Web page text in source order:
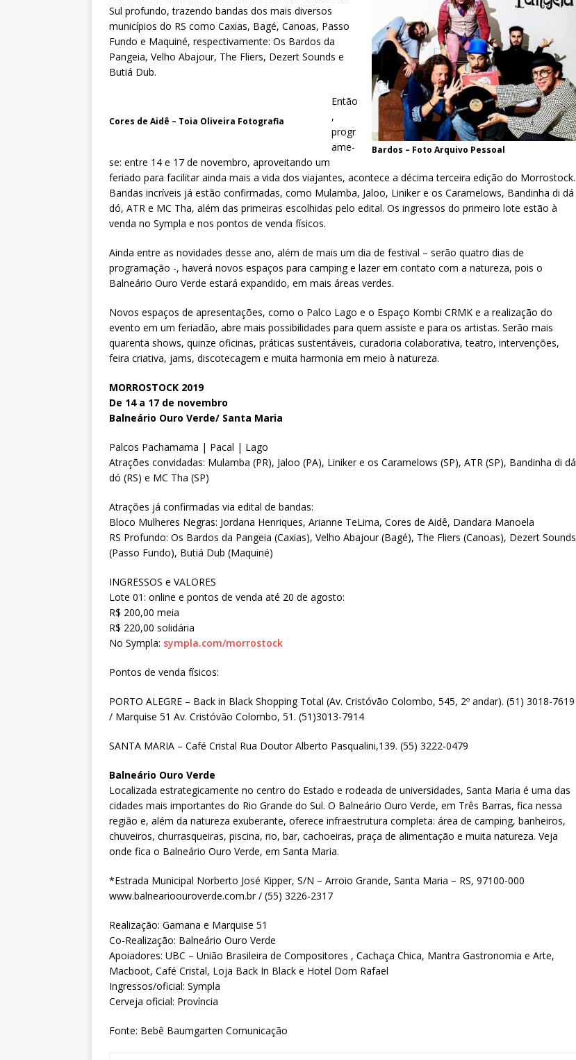
Bardos – Foto Arquivo Pessoal
Sul profundo, trazendo bandas dos mais diversos
municípios do RS como Caxias, Bagé, Canoas, Passo
Fundo e Maquiné, respectivamente: Os Bardos da
Pangeia, Velho Abajour, The Fliers, Dezert Sounds e
Butiá Dub.
Cores de Aidê – Toia Oliveira Fotografia
Então
,
progr
ame-
se: entre 14 e 17 de novembro, aproveitando um
feriado para facilitar ainda mais a vida dos viajantes, acontece a décima terceira edição do Morrostock.
Bandas incríveis já estão confirmadas, como Mulamba, Jaloo, Liniker e os Caramelows, Bandinha di dá
dó, ATR e MC Tha, além das primeiras escolhidas pelo edital. Os ingressos do primeiro lote estão à
venda no Sympla e nos pontos de venda físicos.
Ainda entre as novidades desse ano, além de mais um dia de festival – serão quatro dias de
programação -, haverá novos espaços para camping e lazer em contato com a natureza, pois o
Balneário Ouro Verde estará expandido, em mais áreas verdes.
Novos espaços de apresentações, como o Palco Lago e o Espaço Kombi CRMK e a realização do
evento em um feriadão, abre mais possibilidades para quem assiste e para os artistas. Serão mais
quarenta shows, quinze oficinas, práticas sustentáveis, curadoria colaborativa, teatro, intervenções,
feira criativa, jams, discotecagem e muita harmonia em meio à natureza.
MORROSTOCK 2019
De 14 a 17 de novembro
Balneário Ouro Verde/ Santa Maria
Palcos Pachamama | Pacal | Lago
Atrações convidadas: Mulamba (PR), Jaloo (PA), Liniker e os Caramelows (SP), ATR (SP), Bandinha di dá
dó (RS) e MC Tha (SP)
Atrações já confirmadas via edital de bandas:
Bloco Mulheres Negras: Jordana Henriques, Arianne TeLima, Cores de Aidê, Dandara Manoela
RS Profundo: Os Bardos da Pangeia (Caxias), Velho Abajour (Bagé), The Fliers (Canoas), Dezert Sounds
(Passo Fundo), Butiá Dub (Maquiné)
INGRESSOS e VALORES
Lote 01: online e pontos de venda até 20 de agosto:
R$ 200,00 meia
R$ 220,00 solidária
No Sympla: sympla.com/morrostock
Pontos de venda físicos:
PORTO ALEGRE – Back in Black Shopping Total (Av. Cristóvão Colombo, 545, 2º andar). (51) 3018-7619
/ Marquise 51 Av. Cristóvão Colombo, 51. (51)3013-7914
SANTA MARIA – Café Cristal Rua Doutor Alberto Pasqualini,139. (55) 3222-0479
Balneário Ouro Verde
Localizada estrategicamente no centro do Estado e rodeada de universidades, Santa Maria é uma das
cidades mais importantes do Rio Grande do Sul. O Balneário Ouro Verde, em Três Barras, fica nessa
região e, além da natureza exuberante, oferece infraestrutura completa: área de camping, banheiros,
chuveiros, churrasqueiras, piscina, rio, bar, cachoeiras, praça de alimentação e muita natureza. Veja
onde fica o Balneário Ouro Verde, em Santa Maria.
*Estrada Municipal Norberto José Kipper, S/N – Arroio Grande, Santa Maria – RS, 97100-000
www.balnearioouroverde.com.br / (55) 3226-2317
Realização: Gamana e Marquise 51
Co-Realização: Balneário Ouro Verde
Apoiadores: UBC – União Brasileira de Compositores , Cachaça Chica, Mantra Gastronomia e Arte,
Macboot, Café Cristal, Loja Back In Black e Hotel Dom Rafael
Ingressos/oficial: Sympla
Cerveja oficial: Província
Fonte: Bebê Baumgarten Comunicação